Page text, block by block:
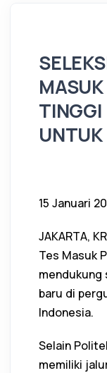
15 Januari
JAKARTA,
Tes Masuk
mendukung
baru di
Indonesia.
Selain
memiliki